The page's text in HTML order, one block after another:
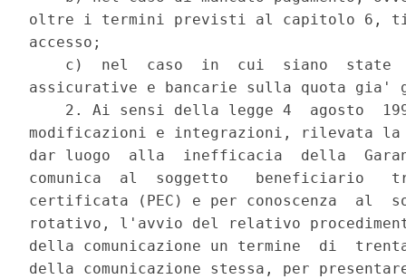
oltre i termini previsti al capitolo 6,
accesso;
c)  nel  caso  in  cui  siano  state
assicurative e bancarie sulla quota gia'
2. Ai sensi della legge 4  agosto
modificazioni e integrazioni, rilevata la
dar luogo  alla  inefficacia  della
comunica  al  soggetto   beneficiario
certificata (PEC) e per conoscenza  al
rotativo, l'avvio del relativo
della comunicazione un termine  di
della comunicazione stessa, per